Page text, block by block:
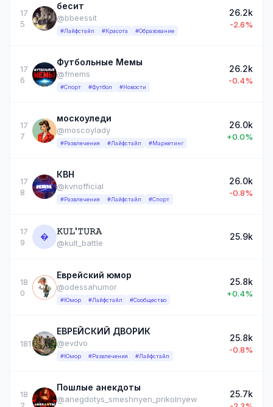
17
5
бесит
@bbeessit
#Лайфстайл #Красота #Образование
26.2k
-2.6%
17
6
Футбольные Мемы
@fmems
#Спорт #Футбол #Новости
26.2k
-0.4%
17
7
москоуледи
@moscoylady
#Развлечения #Лайфстайл #Маркетинг
26.0k
+0.0%
17
8
КВН
@kvnofficial
#Развлечения #Лайфстайл #Спорт
26.0k
-0.8%
17
9
�
𝙺𝚄𝙻'𝚃𝚄𝚁𝙰
@kult_battle
25.9k
18
0
Еврейский юмор
@odessahumor
#Юмор #Лайфстайл #Сообщество
25.8k
+0.4%
181
ЕВРЕЙСКИЙ ДВОРИК
@evdvo
#Юмор #Развлечения #Лайфстайл
25.8k
-0.8%
18
2
Пошлые анекдоты
@anegdotys_smeshnyen_prikolnyew
25.7k